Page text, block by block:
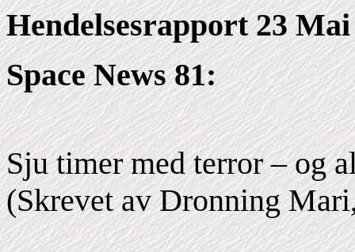
Hendelsesrapport 23 Mai
Space News 81:
Sju timer med terror – og
(Skrevet av Dronning